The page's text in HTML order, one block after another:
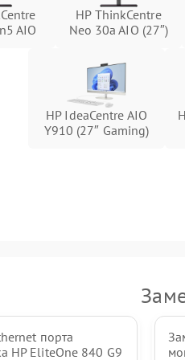
кнопок управления
тачпада (если есть)
камеры
AIO
HP ThinkCentre
Neo 30a AIO (27″)
HP IdeaCentre AIO
Y910 (27″ Gaming)
порта
HP EliteOne 840 G9